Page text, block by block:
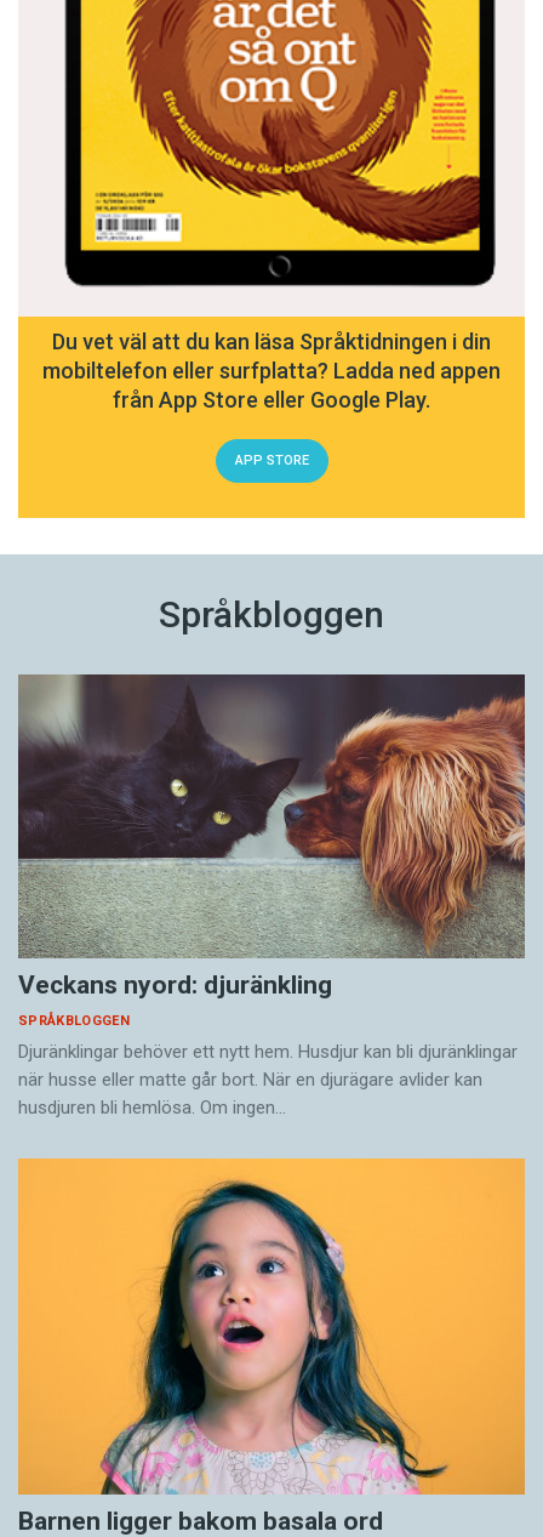
Du vet väl att du kan läsa Språktidningen i din
mobiltelefon eller surfplatta? Ladda ned appen
från App Store eller Google Play.
APP STORE
Språkbloggen
Veckans nyord: djuränkling
SPRÅKBLOGGEN
Djuränklingar behöver ett nytt hem. Husdjur kan bli djuränklingar
när husse eller matte går bort. När en djurägare avlider kan
husdjuren bli hemlösa. Om ingen…
Barnen ligger bakom basala ord